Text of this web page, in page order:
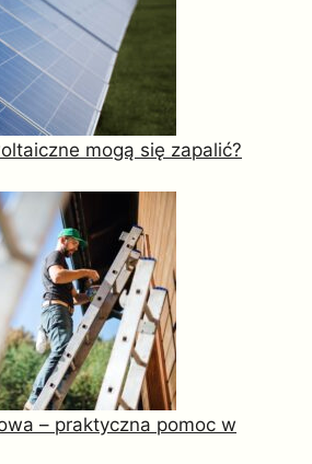
mogą się zapalić?
– praktyczna pomoc w